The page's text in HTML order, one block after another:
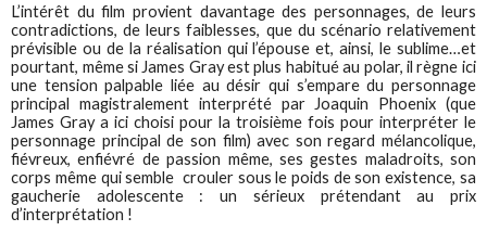
L’intérêt du film provient davantage des personnages, de leurs
contradictions, de leurs faiblesses, que du scénario relativement
prévisible ou de la réalisation qui l’épouse et, ainsi, le sublime…et
pourtant, même si James Gray est plus habitué au polar, il règne ici
une tension palpable liée au désir qui s’empare du personnage
principal magistralement interprété par Joaquin Phoenix (que
James Gray a ici choisi pour la troisième fois pour interpréter le
personnage principal de son film) avec son regard mélancolique,
fiévreux, enfiévré de passion même, ses gestes maladroits, son
corps même qui semble crouler sous le poids de son existence, sa
gaucherie adolescente : un sérieux prétendant au prix
d’interprétation !